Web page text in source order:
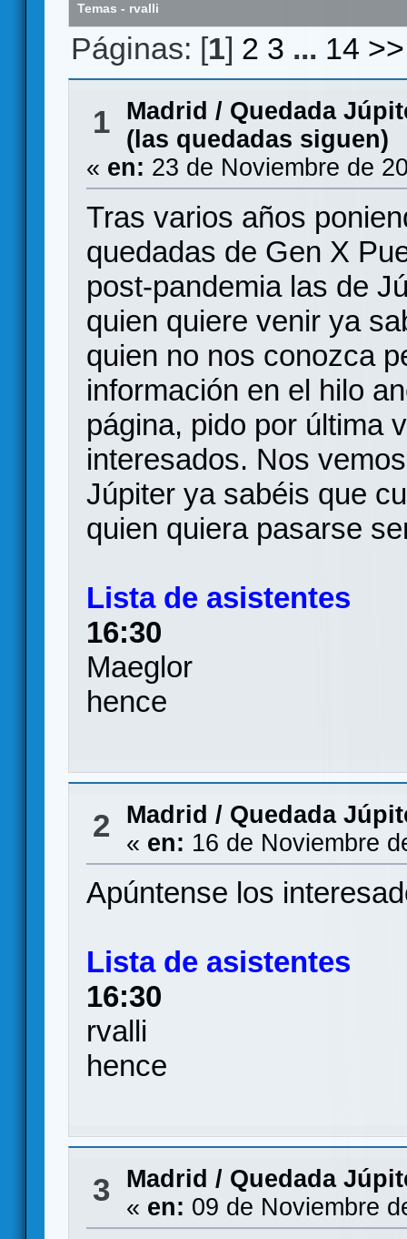
Temas - rvalli
Páginas: [1] 2 3 ... 14 >>
1 Madrid / Quedada
(las quedadas siguen)
« en: 23 de Noviembre de
Tras varios años
quedadas de Gen X
post-pandemia las de
quien quiere venir ya
quien no nos conozca
información en el hilo
página, pido por última
interesados. Nos
Júpiter ya sabéis que
quien quiera pasarse
Lista de asistentes
16:30
Maeglor
hence
2 Madrid / Quedada
« en: 16 de Noviembre
Apúntense los
Lista de asistentes
16:30
rvalli
hence
3 Madrid / Quedada
« en: 09 de Noviembre